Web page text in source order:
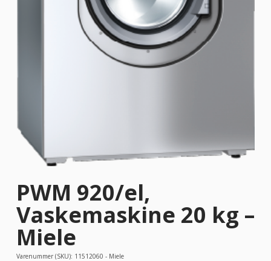
PWM 920/el,
Vaskemaskine 20 kg –
Miele
Varenummer (SKU): 11512060 - Miele